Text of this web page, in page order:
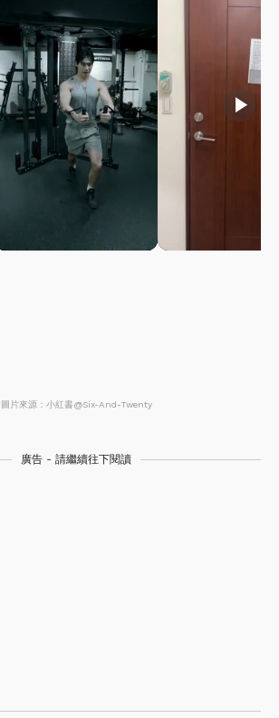
play_arrow play_arrow
圖片來源：小紅書@Six-And-Twenty
廣告 - 請繼續往下閱讀